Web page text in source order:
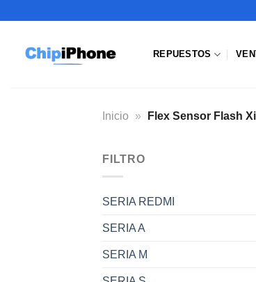
REPUESTOS
Inicio » Flex Sensor Flash
FILTRO
SERIA REDMI
SERIA A
SERIA M